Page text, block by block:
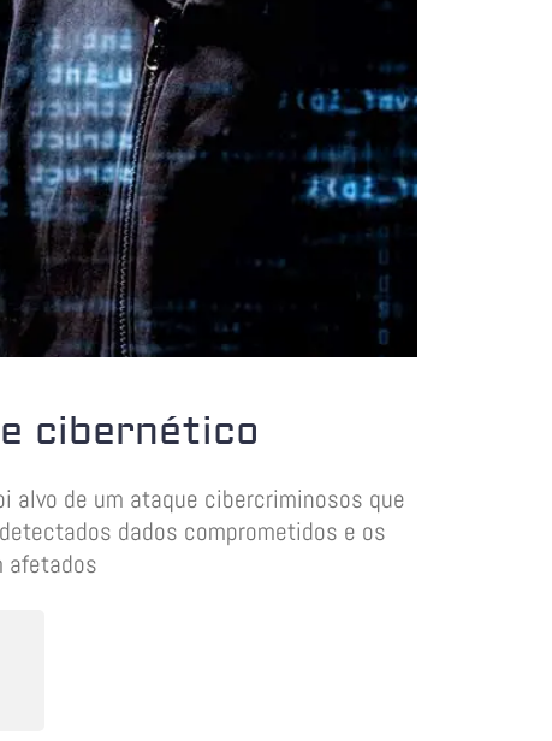
cibernético
alvo de um ataque cibercriminosos que
dados comprometidos e os
afetados